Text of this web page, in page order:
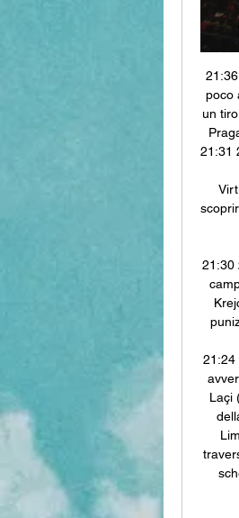
poco
un
21:31
21:30
21:24
Laçi